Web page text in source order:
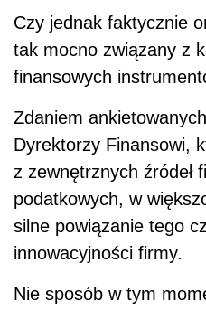
Czy jednak faktycznie
tak mocno związany z
finansowych
Zdaniem
Dyrektorzy Finansowi,
z zewnętrznych źródeł
podatkowych, w
silne powiązanie tego
innowacyjności firmy.
Nie sposób w tym